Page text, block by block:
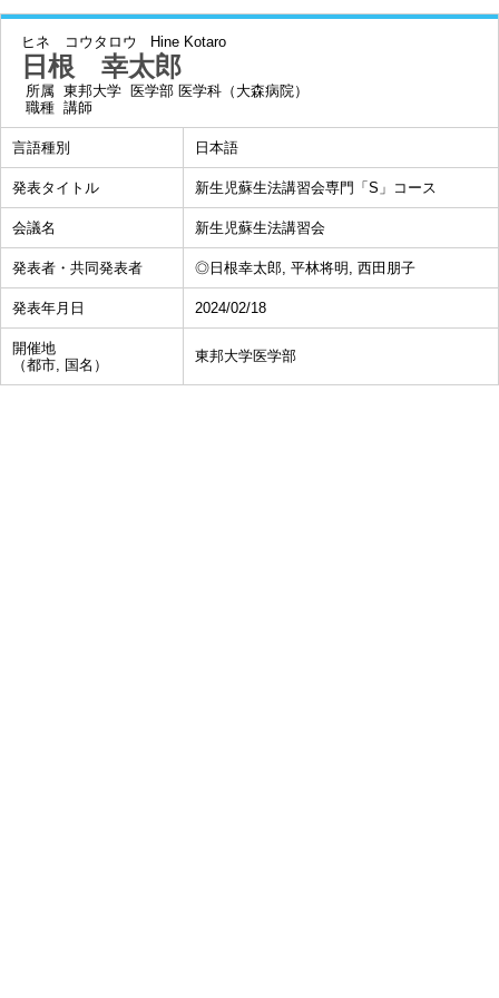
ヒネ コウタロウ Hine Kotaro
日根 幸太郎
所属 東邦大学 医学部 医学科（大森病院）
職種 講師
言語種別 日本語
発表タイトル 新生児蘇生法講習会専門「S」コース
会議名 新生児蘇生法講習会
発表者・共同発表者 ◎日根幸太郎, 平林将明, 西田朋子
発表年月日 2024/02/18
開催地
（都市, 国名）
東邦大学医学部